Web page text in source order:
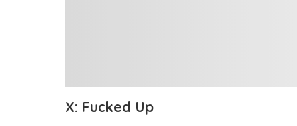
X: Fucked Up